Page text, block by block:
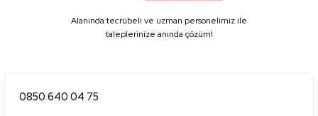
Alanında tecrübeli ve uzman personelimiz ile
taleplerinize anında çözüm!
0850 640 04 75